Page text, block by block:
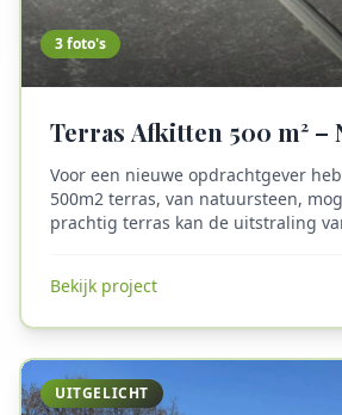
3foto's
Terras Afkitten 500 m² –
Voor een nieuwe opdrachtgever
500m2 terras, van natuursteen,
prachtig terras kan de uitstraling
gemaakt van natuursteen, is het
verspreiden tussen de voegen van
waardoor je terras er verwaarloosd
Bekijk project
UITGELICHT